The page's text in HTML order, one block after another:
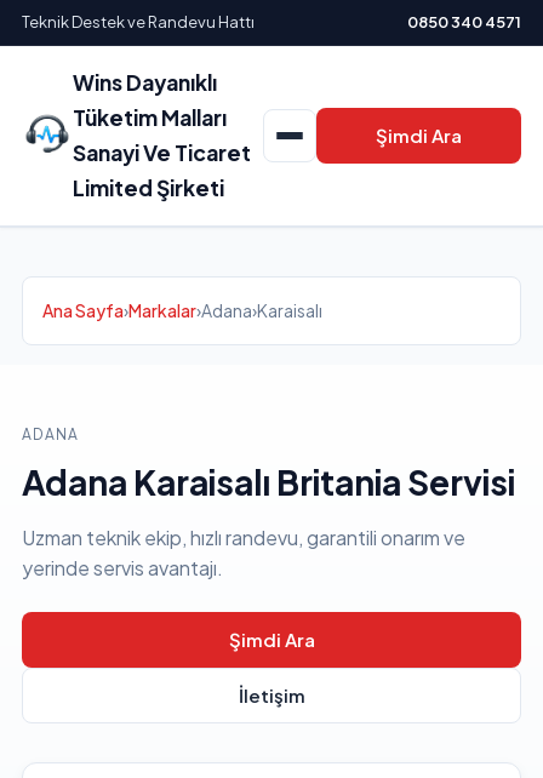
Teknik Destek ve Randevu Hattı 0850 340 4571
Wins Dayanıklı
Tüketim Malları
Sanayi Ve Ticaret
Limited Şirketi
Şimdi Ara
Ana Sayfa›Markalar›Adana›Karaisalı
ADANA
Adana Karaisalı Britania Servisi
Uzman teknik ekip, hızlı randevu, garantili onarım ve
yerinde servis avantajı.
Şimdi Ara
İletişim